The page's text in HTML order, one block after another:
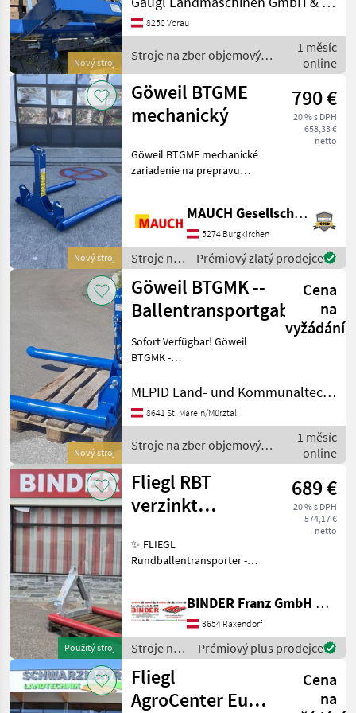
Nový stroj
* mit Dreipunktanbau, mit
Stützfuß und Zinkenschutz
8250 Vorau
Stroje na zber objemových
krmív / Göweil
1 měsíc
online
Nový stroj
Göweil BTGME
mechanický
790 €
20 % s DPH
658,33 €
netto
Göweil BTGME mechanické
zariadenie na prepravu
montáž vpredu aj vzadu -
šetrné vidlice - rok výroby
2026 Zariadenie
MAUCH Gesellschaft m.b.H. & Co.KG
5274 Burgkirchen
Stroje na
zber
objemových
krmív /
Göweil
Prémiový zlatý prodejce
Nový stroj
Göweil BTGMK --
Ballentransportgabel
Cena
na
vyžádání
Sofort Verfügbar! Göweil
BTGMK -
hydraulisch klappbar.
Heckanbau möglich -
Rundballen-Tr
MEPID Land- und Kommunaltechnik GmbH
8641 St. Marein/Mürztal
Stroje na zber objemových
krmív / Göweil
1 měsíc
online
Použitý stroj
Fliegl RBT
verzinkt
689 €
20 % s DPH
574,17 €
netto
✨ FLIEGL
Rundballentransporter -
serienmäßiger Ausführung
✔️ lagerndes
Ausstellungsgerät ✔️ mit
Rundrohren mit leichte
BINDER Franz GmbH & CoKG
3654 Raxendorf
Stroje na
zber
objemových
krmív /
Prémiový plus prodejce
Fliegl
AgroCenter Euro
Cena
na